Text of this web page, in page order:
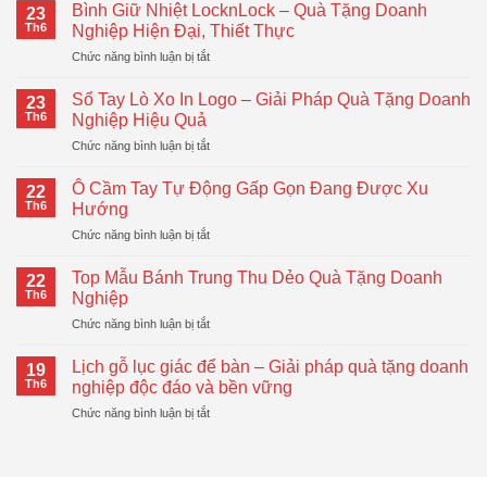
23
Th6
Bình Giữ Nhiệt LocknLock – Quà Tặng Doanh
Nghiệp Hiện Đại, Thiết Thực
Chức năng bình luận bị tắtở
Nhiệt
–
Tặng
Hiện
Thiết
23
Th6
Sổ Tay Lò Xo In Logo – Giải Pháp Quà Tặng Doanh
Nghiệp Hiệu Quả
Chức năng bình luận bị tắtở
Tay
In
–
Quà
Doanh
Nghiệp
22
Th6
Ô Cầm Tay Tự Động Gấp Gọn Đang Được Xu
Hướng
Chức năng bình luận bị tắtở
Tay
Động
Gọn
Đang
Xu
22
Th6
Top Mẫu Bánh Trung Thu Dẻo Quà Tặng Doanh
Nghiệp
Chức năng bình luận bị tắtở
Mẫu
Bánh
Trung
Thu
19
Th6
Lịch gỗ lục giác để bàn – Giải pháp quà tặng doanh
nghiệp độc đáo và bền vững
Chức năng bình luận bị tắtở